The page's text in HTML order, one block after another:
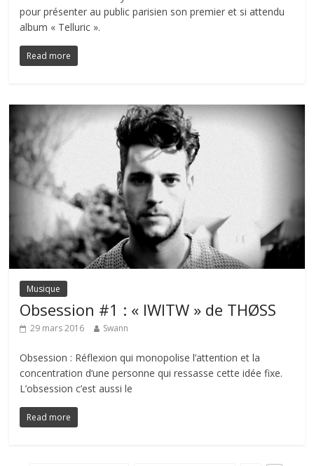
pour présenter au public parisien son premier et si attendu
album « Telluric ».
Read more
Musique
Obsession #1 : « IWITW » de THØSS
29 mars 2016 Swann
Obsession : Réflexion qui monopolise l’attention et la
concentration d’une personne qui ressasse cette idée fixe.
L’obsession c’est aussi le
Read more